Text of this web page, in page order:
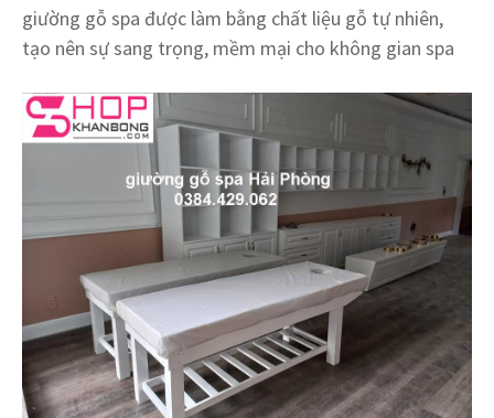
giường gỗ spa được làm bằng chất liệu gỗ tự nhiên,
tạo nên sự sang trọng, mềm mại cho không gian spa